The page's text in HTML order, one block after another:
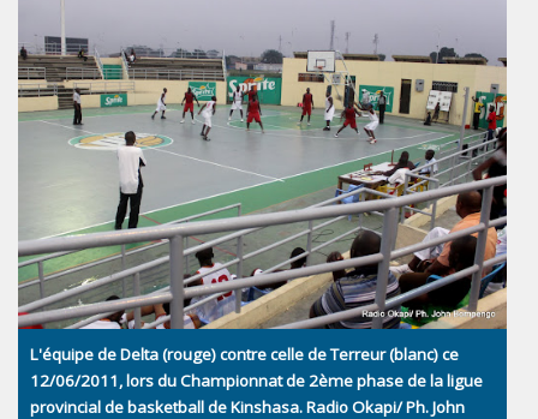
L'équipe de Delta (rouge) contre celle de Terreur (blanc) ce
12/06/2011, lors du Championnat de 2ème phase de la ligue
provincial de basketball de Kinshasa. Radio Okapi/ Ph. John